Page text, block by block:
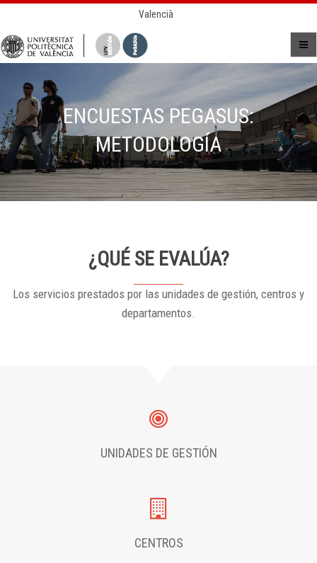
Valencià
ENCUESTAS PEGASUS:
METODOLOGÍA
¿QUÉ SE EVALÚA?
Los servicios prestados por las unidades de gestión, centros y
departamentos.
UNIDADES DE GESTIÓN
CENTROS